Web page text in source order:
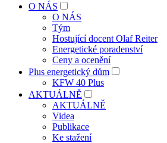
O NÁS
O NÁS
Tým
Hostující docent Olaf Reiter
Energetické poradenství
Ceny a ocenění
Plus energetický dům
KFW 40 Plus
AKTUÁLNĚ
AKTUÁLNĚ
Videa
Publikace
Ke stažení